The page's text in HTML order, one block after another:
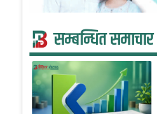
सम्बन्धित समाचार